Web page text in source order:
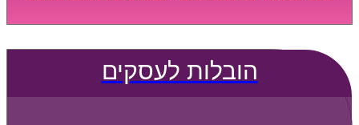
וגמישים.
הובלות לעסקים